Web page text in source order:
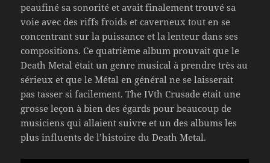
peaufiné sa sonorité et avait finalement trouvé sa
voie avec des riffs froids et caverneux tout en se
concentrant sur la puissance et la lenteur dans ses
compositions. Ce quatrième album prouvait que le
Death Metal était un genre musical à prendre très au
sérieux et que le Métal en général ne se laisserait
pas tasser si facilement. The IVth Crusade était une
grosse leçon à bien des égards pour beaucoup de
musiciens qui allaient suivre et un des albums les
plus influents de l’histoire du Death Metal.